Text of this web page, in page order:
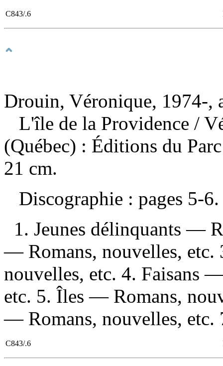
C843/.6
Drouin, Véronique, 1974-,
L'île de la Providence /
(Québec) : Éditions du
21 cm.
Discographie : pages 5-
1. Jeunes délinquants —
— Romans, nouvelles, etc.
nouvelles, etc. 4. Faisans
etc. 5. Îles — Romans,
— Romans, nouvelles, etc.
C843/.6